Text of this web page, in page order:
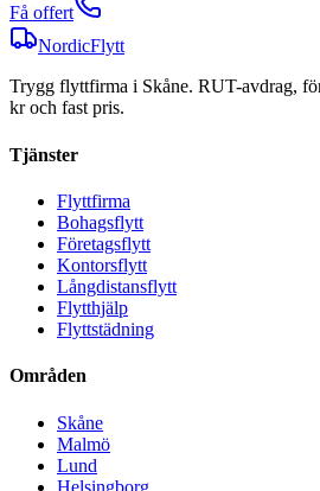
Få offert
NordicFlytt
Trygg flyttfirma i Skåne. RUT-avdrag,
kr och fast pris.
Tjänster
Flyttfirma
Bohagsflytt
Företagsflytt
Kontorsflytt
Långdistansflytt
Flytthjälp
Flyttstädning
Områden
Skåne
Malmö
Lund
Helsingborg